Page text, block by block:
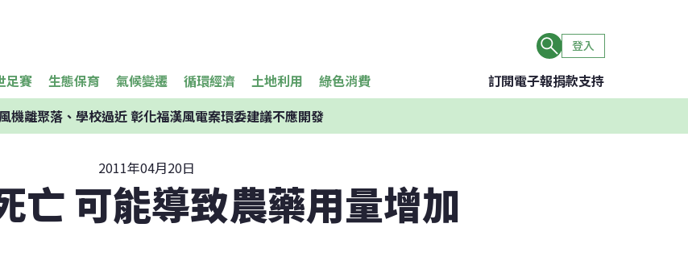
登入
足賽 生態保育 氣候變遷 循環經濟 土地利用 綠色消費 訂閱電子報捐款支持
機離聚落、學校過近 彰化福漢風電案環委建議不應開發
2011年04月20日
亡 可能導致農藥用量增加